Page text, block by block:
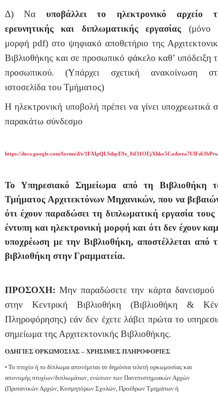
Δ) Να υποβάλλει το ηλεκτρονικό αρχείο
ερευνητικής και διπλωματικής εργασίας (μόνο
μορφήpdf) στο ψηφιακό αποθετήριο της
Βιβλιοθήκης και σε προσωπικό φάκελο καθ’ υπόδειξη
προσωπικού. (Υπάρχει σχετική ανακοίνωση
ιστοσελίδα του Τμήματος)
Η ηλεκτρονική υποβολή πρέπει να γίνει υποχρεωτικά
παρακάτω σύνδεσμο
https://docs.google.com/forms/d/e/
Το Υπηρεσιακό Σημείωμα από τη Βιβλιοθήκη
Τμήματος Αρχιτεκτόνων Μηχανικών, που να
ότι έχουν παραδώσει τη διπλωματική εργασία τους
έντυπη και ηλεκτρονική μορφή και ότι δεν έχουν
υποχρέωση με την Βιβλιοθήκη, αποστέλλεται από
βιβλιοθήκη στην Γραμματεία.
ΠΡΟΣΟΧΗ: Μην παραδώσετε την κάρτα δανεισμού
στην Κεντρική Βιβλιοθήκη (Βιβλιοθήκη &
Πληροφόρησης) εάν δεν έχετε λάβει πρώτα το
σημείωμα της Αρχιτεκτονικής Βιβλιοθήκης.
ΟΔΗΓΙΕΣ ΟΡΚΩΜΟΣΙΑΣ – ΧΡΗΣΙΜΕΣ ΠΛΗΡΟΦΟΡΙΕΣ
• Το πτυχίο ή το δίπλωμα απονέμεται σε δημόσια τελετή ορκωμοσίας και
απονομής πτυχίων/διπλωμάτων, ενώπιον των Πανεπιστημιακών Αρχών
(Πρυτανικών Αρχών, Κοσμητόρων Σχολών, Προέδρων Τμημάτων ή